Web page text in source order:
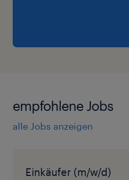
empfohlene Jobs
alle Jobs anzeigen
Einkäufer (m/w/d)